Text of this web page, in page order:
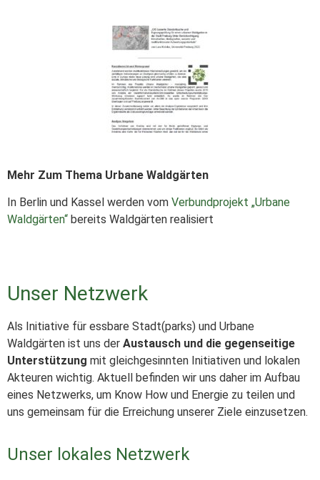
Mehr Zum Thema Urbane Waldgärten
In Berlin und Kassel werden vom Verbundprojekt „Urbane
Waldgärten“ bereits Waldgärten realisiert
Unser Netzwerk
Als Initiative für essbare Stadt(parks) und Urbane
Waldgärten ist uns der Austausch und die gegenseitige
Unterstützung mit gleichgesinnten Initiativen und lokalen
Akteuren wichtig. Aktuell befinden wir uns daher im Aufbau
eines Netzwerks, um Know How und Energie zu teilen und
uns gemeinsam für die Erreichung unserer Ziele einzusetzen.
Unser lokales Netzwerk